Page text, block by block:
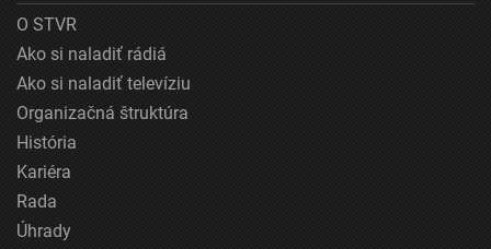
O STVR
Ako si naladiť rádiá
Ako si naladiť televíziu
Organizačná štruktúra
História
Kariéra
Rada
Úhrady